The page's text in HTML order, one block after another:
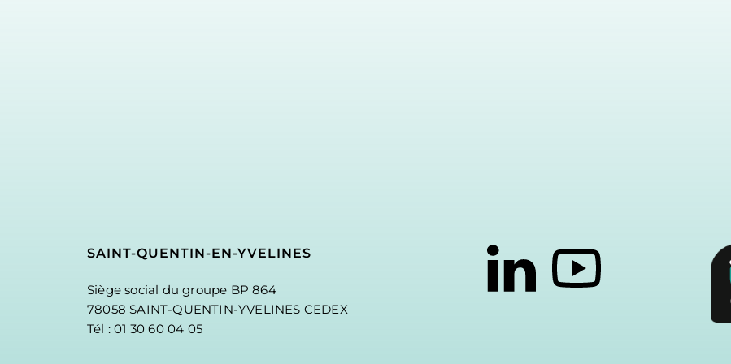
SAINT-QUENTIN-EN-YVELINES
Siège social du groupe BP 864
78058 SAINT-QUENTIN-YVELINES CEDEX
Tél : 01 30 60 04 05